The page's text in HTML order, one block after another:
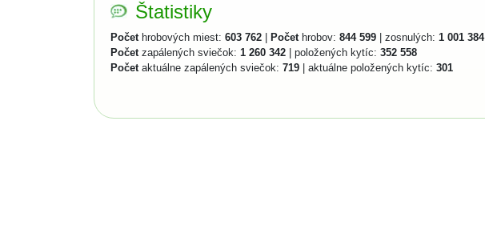
Štatistiky
Počethrobových miest: 603 762 Počethrobov: 844 599 | zosnulých: 1 001 384
Početzapálených sviečok: 1 260 342 | položených kytíc: 352 558
Početaktuálne zapálených sviečok: 719 | aktuálne položených kytíc: 301